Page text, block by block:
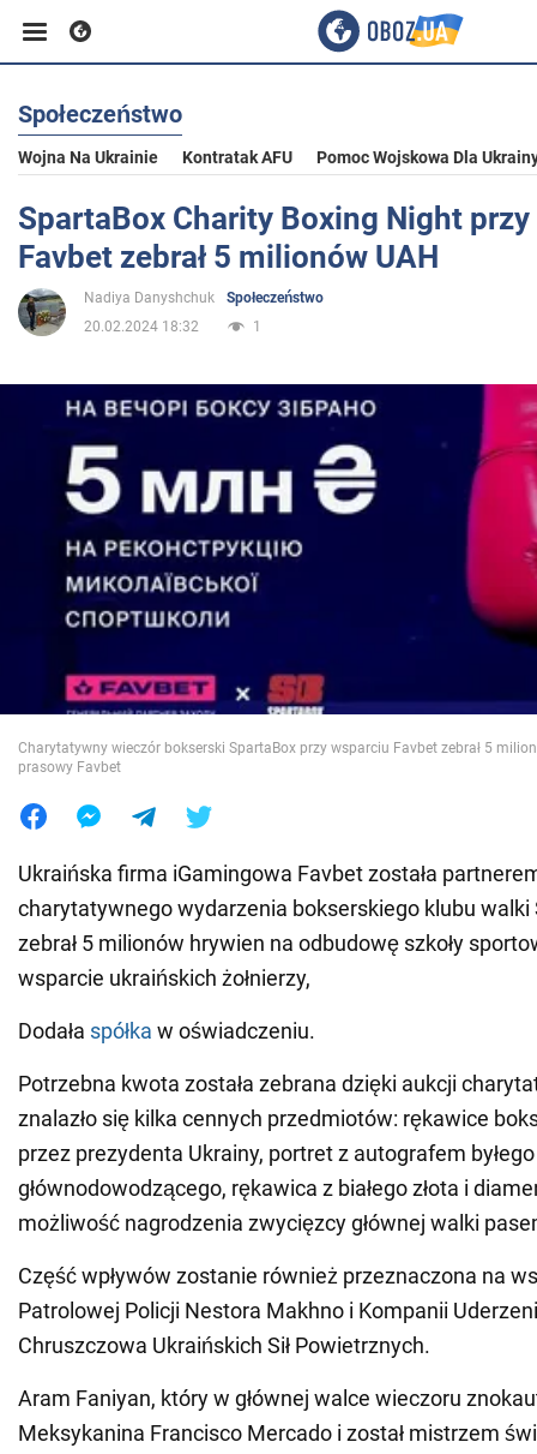
Biznes
Sport
Rozrywka
Polityka
Społeczeństwo
Wojna na Ukrainie
Świat
Jedzenie
Społeczeństwo
Wojna Na Ukrainie Kontratak AFU Pomoc Wojskowa Dla
SpartaBox Charity Boxing Night
Favbet zebrał 5 milionów UAH
Nadiya Danyshchuk
Społeczeństwo
20.02.2024 18:32
1
Charytatywny wieczór bokserski SpartaBox przy wsparciu Favbet zebrał 5
prasowy Favbet
Ukraińska firma iGamingowa Favbet została
charytatywnego wydarzenia bokserskiego klubu walki
zebrał 5 milionów hrywien na odbudowę szkoły
wsparcie ukraińskich żołnierzy,
Dodała spółka w oświadczeniu.
Potrzebna kwota została zebrana dzięki aukcji
znalazło się kilka cennych przedmiotów: rękawice
przez prezydenta Ukrainy, portret z autografem byłego
głównodowodzącego, rękawica z białego złota i
możliwość nagrodzenia zwycięzcy głównej walki
Część wpływów zostanie również przeznaczona na
Patrolowej Policji Nestora Makhno i Kompanii
Chruszczowa Ukraińskich Sił Powietrznych.
Aram Faniyan, który w głównej walce wieczoru
Meksykanina Francisco Mercado i został mistrzem